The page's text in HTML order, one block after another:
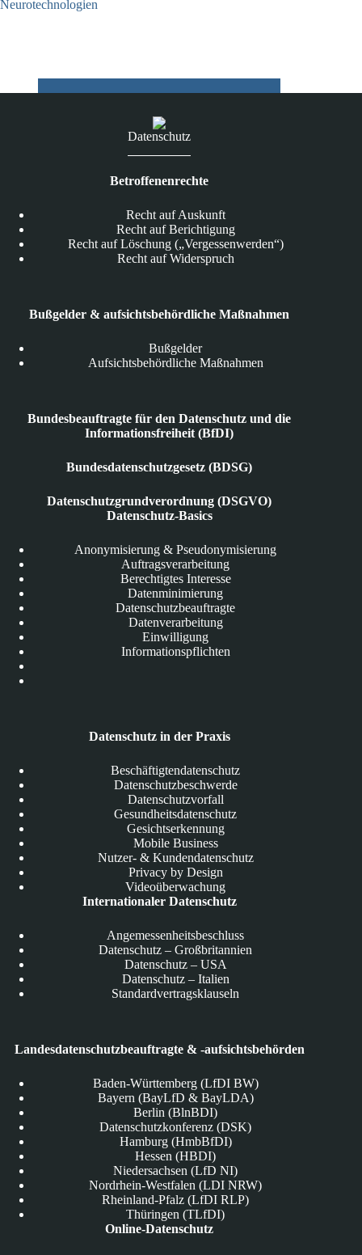
Neurotechnologien
Datenschutz
Betroffenenrechte
Recht auf Auskunft
Recht auf Berichtigung
Recht auf Löschung („Vergessenwerden“)
Recht auf Widerspruch
Bußgelder & aufsichtsbehördliche Maßnahmen
Bußgelder
Aufsichtsbehördliche Maßnahmen
Bundesbeauftragte für den Datenschutz und die
Informationsfreiheit (BfDI)
Bundesdatenschutzgesetz (BDSG)
Datenschutzgrundverordnung (DSGVO)
Datenschutz-Basics
Anonymisierung & Pseudonymisierung
Auftragsverarbeitung
Berechtigtes Interesse
Datenminimierung
Datenschutzbeauftragte
Datenverarbeitung
Einwilligung
Informationspflichten
Datenschutz in der Praxis
Beschäftigtendatenschutz
Datenschutzbeschwerde
Datenschutzvorfall
Gesundheitsdatenschutz
Gesichtserkennung
Mobile Business
Nutzer- & Kundendatenschutz
Privacy by Design
Videoüberwachung
Internationaler Datenschutz
Angemessenheitsbeschluss
Datenschutz – Großbritannien
Datenschutz – USA
Datenschutz – Italien
Standardvertragsklauseln
Landesdatenschutzbeauftragte & -aufsichtsbehörden
Baden-Württemberg (LfDI BW)
Bayern (BayLfD & BayLDA)
Berlin (BlnBDI)
Datenschutzkonferenz (DSK)
Hamburg (HmbBfDI)
Hessen (HBDI)
Niedersachsen (LfD NI)
Nordrhein-Westfalen (LDI NRW)
Rheinland-Pfalz (LfDI RLP)
Thüringen (TLfDI)
Online-Datenschutz